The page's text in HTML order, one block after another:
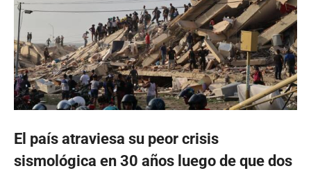
El país atraviesa su peor crisis
sismológica en 30 años luego de que dos